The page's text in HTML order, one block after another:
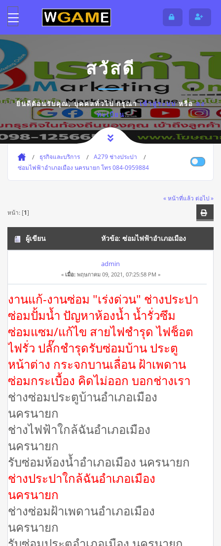
สวัสดี
ยินดีต้อนรับคุณ,บุคคลทั่วไปกรุณาเข้าสู่ระบบหรือลง
ทะเบียน
ธุรกิจและบริการ
A279 ช่างประปา
ซ่อมไฟฟ้าอำเภอเมือง นครนายก โทร 084-0959884
« หน้าที่แล้ว ต่อไป »
หน้า: [1]
ผู้เขียน หัวข้อ: ซ่อมไฟฟ้าอำเภอเมือง
นครนายก โทร 084-0959884 (อ่าน 23065 ครั้ง)
admin
« เมื่อ:พฤษภาคม 09, 2021, 07:25:58 PM »
งานแก้-งานซ่อม "เร่งด่วน" ช่างประปา
ซ่อมปั้มน้ำ ปัญหาห้องน้ำ น้ำรั่วซึม
ซ่อมแซม/แก้ไข สายไฟชำรุด ไฟช็อต
ไฟรั่ว ปลั๊กชำรุดรับซ่อมบ้าน ประตู
หน้าต่าง กระจกบานเลื่อน ฝ้าเพดาน
ซ่อมกระเบื้อง คิดไม่ออก บอกช่างเรา
ช่างซ่อมประตูบ้านอำเภอเมือง
นครนายก
ช่างไฟฟ้าใกล้ฉันอำเภอเมือง
นครนายก
รับซ่อมห้องน้ำอำเภอเมือง นครนายก
ช่างประปาใกล้ฉันอำเภอเมือง
นครนายก
ช่างซ่อมฝ้าเพดานอำเภอเมือง
นครนายก